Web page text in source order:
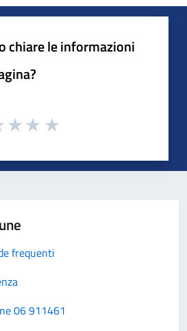
chiare le informazioni
frequenti
06 911461